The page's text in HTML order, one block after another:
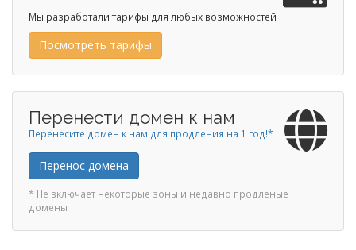
Мы разработали тарифы для любых возможностей
Посмотреть тарифы
Перенести домен к нам
Перенесите домен к нам для продления на 1 год!*
Перенос домена
* Не включает некоторые зоны и недавно продленые
домены